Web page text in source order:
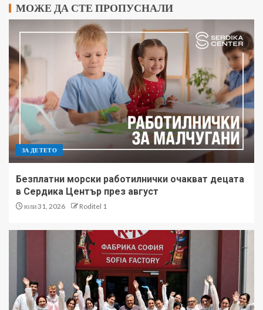
МОЖЕ ДА СТЕ ПРОПУСНАЛИ
ЗА ДЕТЕТО
Безплатни морски работилнички очакват децата
в Сердика Център през август
юли 31, 2026 Roditel 1